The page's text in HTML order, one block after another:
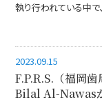
執り行われている中
2023.09.15
F.P.R.S.（福岡
Bilal Al-Nawas